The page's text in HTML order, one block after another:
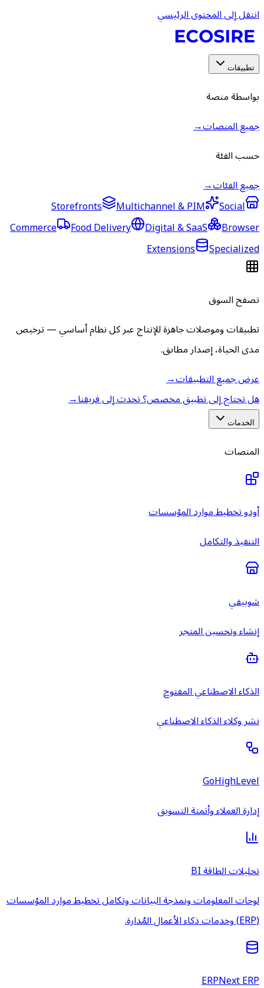
انتقل إلى المحتوى الرئيسي
تطبيقات
بواسطة منصة
جميع المنصات→
حسب الفئة
جميع الفئات→
Storefronts
Multichannel & PIM
Social
Commerce
Food Delivery Digital & SaaS
Browser
Extensions
Specialized
تصفح السوق
تطبيقات وموصلات جاهزة للإنتاج عبر كل نظام أساسي — ترخيص
مدى الحياة، إصدار مطابق.
عرض جميع التطبيقات→
هل تحتاج إلى تطبيق مخصص؟ تحدث إلى فريقنا→
الخدمات
المنصات
أودو تخطيط موارد المؤسسات
التنفيذ والتكامل
شوبيفي
إنشاء وتحسين المتجر
الذكاء الاصطناعي المفتوح
نشر وكلاء الذكاء الاصطناعي
GoHighLevel
إدارة العملاء وأتمتة التسويق
تحليلات الطاقة BI
لوحات المعلومات ونمذجة البيانات وتكامل تخطيط موارد المؤسسات
(ERP) وخدمات ذكاء الأعمال المُدارة.
ERPNext ERP